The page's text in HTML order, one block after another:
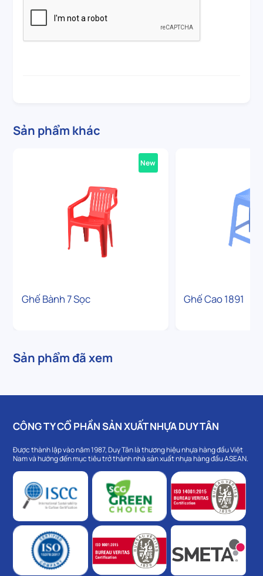
Sản phẩm khác
Ghế Bành 7 Sọc
New
Ghế Cao 1891
Sản phẩm đã xem
CÔNG TY CỔ PHẦN SẢN XUẤT NHỰA DUY TÂN
Được thành lập vào năm 1987, Duy Tân là thương hiệu nhựa hàng đầu Việt
Nam và hướng đến mục tiêu trở thành nhà sản xuất nhựa hàng đầu ASEAN.